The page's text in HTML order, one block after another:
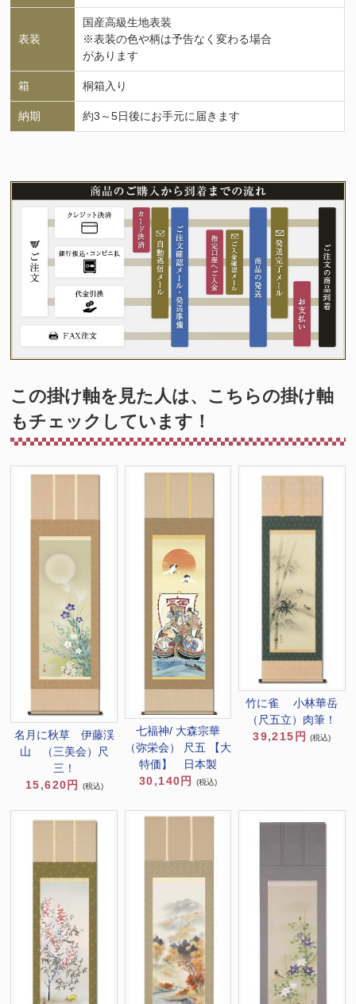
表装
国産高級生地表装
※表装の色や柄は予告なく変わる場合
があります
箱 桐箱入り
納期 約3～5日後にお手元に届きます
この掛け軸を見た人は、こちらの掛け軸
もチェックしています！
名月に秋草 伊藤渓
山 （三美会）尺
三！
15,620円
(税込)
七福神/ 大森宗華
（弥栄会） 尺五 【大
特価】 日本製
30,140円
(税込)
竹に雀 小林華岳
（尺五立）肉筆！
39,215円
(税込)